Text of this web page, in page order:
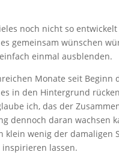
noch nicht so
gemeinsam wünschen
einmal ausblenden.
Monate seit Beginn
in den Hintergrund
ich, das der
dennoch daran wachsen
klein wenig der damaligen
inspirieren lassen.